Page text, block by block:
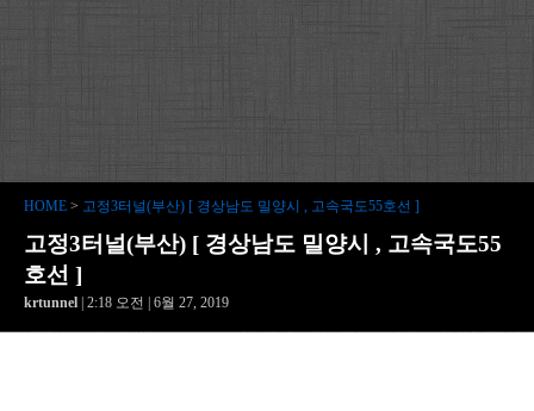
HOME > 고정3터널(부산) [ 경상남도 밀양시 , 고속국도55호선 ]
고정3터널(부산) [ 경상남도 밀양시 , 고속국도55
호선 ]
krtunnel | 2:18 오전 | 6월 27, 2019